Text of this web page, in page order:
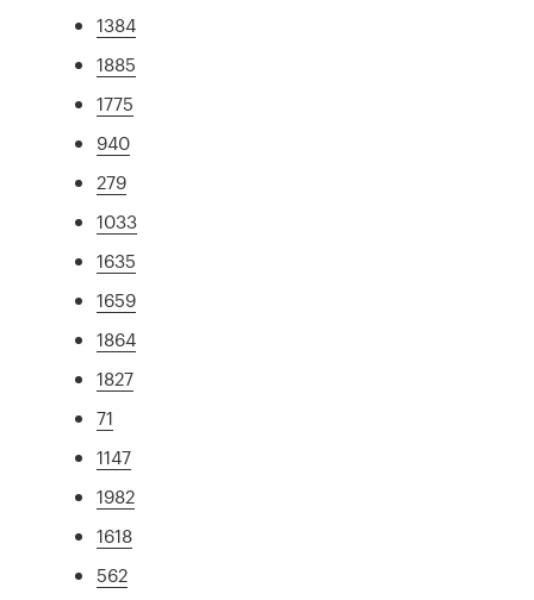
1384
1885
1775
940
279
1033
1635
1659
1864
1827
71
1147
1982
1618
562